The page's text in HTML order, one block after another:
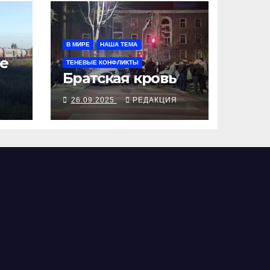
В МИРЕ НАША ТЕМА
ТЕНЕВЫЕ КОНФЛИКТЫ
Братская кровь
26.09.2025 РЕДАКЦИЯ